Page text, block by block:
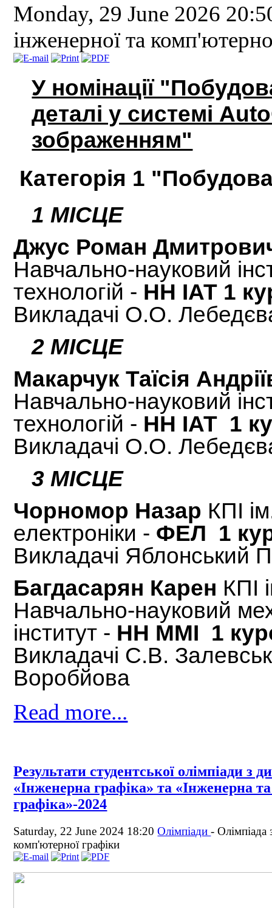
Monday, 29 June 2026
інженерної та
У номінації
деталі у системі
зображенням"
Категорія 1
1 МІСЦЕ
Джус Роман
Навчально-науковий
технологій - НН ІАТ 1
Викладачі О.О.
2 МІСЦЕ
Макарчук Таїсія
Навчально-науковий
технологій - НН ІАТ 1
Викладачі О.О.
3 МІСЦЕ
Чорномор Назар КПІ
електронiки - ФЕЛ 1
Викладачі
Багдасарян Карен КПІ
Навчально-науковий
iнститут - НН ММІ 1
Викладачі С.В.
Воробйова
Read more...
Результати студентської олімпіади з
«Інженерна графіка» та «Інженерна
графіка»-2024
Saturday, 22 June 2024 18:20Олімпіади-Олімпіада
комп'ютерної графіки